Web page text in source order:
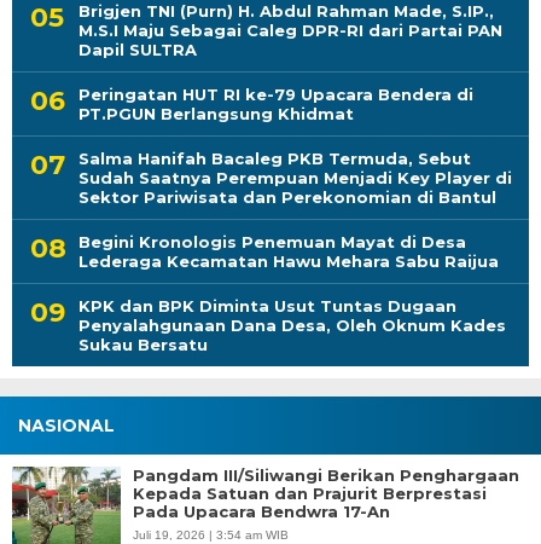
Brigjen TNI (Purn) H. Abdul Rahman Made, S.IP.,
M.S.I Maju Sebagai Caleg DPR-RI dari Partai PAN
Dapil SULTRA
Peringatan HUT RI ke-79 Upacara Bendera di
PT.PGUN Berlangsung Khidmat
Salma Hanifah Bacaleg PKB Termuda, Sebut
Sudah Saatnya Perempuan Menjadi Key Player di
Sektor Pariwisata dan Perekonomian di Bantul
Begini Kronologis Penemuan Mayat di Desa
Lederaga Kecamatan Hawu Mehara Sabu Raijua
KPK dan BPK Diminta Usut Tuntas Dugaan
Penyalahgunaan Dana Desa, Oleh Oknum Kades
Sukau Bersatu
NASIONAL
Pangdam III/Siliwangi Berikan Penghargaan
Kepada Satuan dan Prajurit Berprestasi
Pada Upacara Bendwra 17-An
Juli 19, 2026 | 3:54 am WIB